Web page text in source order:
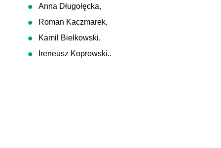
Anna Długołęcka,
Roman Kaczmarek,
Kamil Biełkowski,
Ireneusz Koprowski..